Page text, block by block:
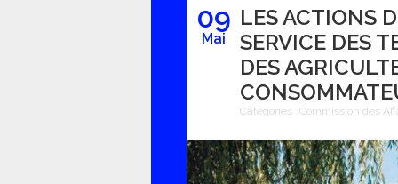
09
Mai
LES ACTIONS
SERVICE DES
DES
Catégories : Commission des